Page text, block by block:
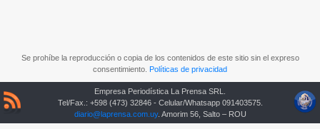
Se prohíbe la reproducción o copia de los contenidos de este sitio sin el expreso
consentimiento. Políticas de privacidad
Empresa Periodística La Prensa SRL.
Tel/Fax.: +598 (473) 32846 - Celular/Whatsapp 091403575.
diario@laprensa.com.uy. Amorim 56, Salto – ROU